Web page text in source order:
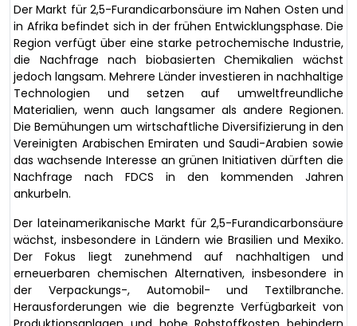
Der Markt für 2,5-Furandicarbonsäure im Nahen Osten und
in Afrika befindet sich in der frühen Entwicklungsphase. Die
Region verfügt über eine starke petrochemische Industrie,
die Nachfrage nach biobasierten Chemikalien wächst
jedoch langsam. Mehrere Länder investieren in nachhaltige
Technologien und setzen auf umweltfreundliche
Materialien, wenn auch langsamer als andere Regionen.
Die Bemühungen um wirtschaftliche Diversifizierung in den
Vereinigten Arabischen Emiraten und Saudi-Arabien sowie
das wachsende Interesse an grünen Initiativen dürften die
Nachfrage nach FDCS in den kommenden Jahren
ankurbeln.
Der lateinamerikanische Markt für 2,5-Furandicarbonsäure
wächst, insbesondere in Ländern wie Brasilien und Mexiko.
Der Fokus liegt zunehmend auf nachhaltigen und
erneuerbaren chemischen Alternativen, insbesondere in
der Verpackungs-, Automobil- und Textilbranche.
Herausforderungen wie die begrenzte Verfügbarkeit von